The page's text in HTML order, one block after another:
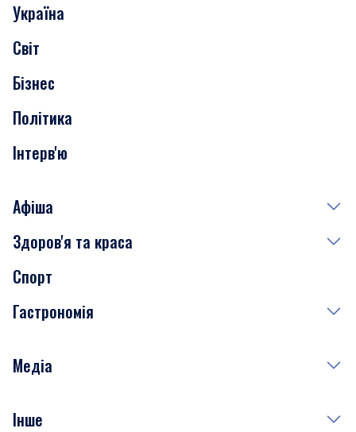
Скандали
Нерухомість
Транспорт
Україна
Світ
Бізнес
Політика
Інтерв'ю
Афіша
Сьогодні
Завтра
Субота
Здоров'я та краса
Медицина
Краса
Спорт
Гастрономія
Рецепти
Медіа
Фото
Інше